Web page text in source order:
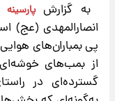
​به گزارش پارسینه
انصارالمهدی (عج)
پی بمباران‌های
از بمب‌های
گسترده‌ای در